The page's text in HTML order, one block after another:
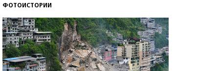
ФОТОИСТОРИИ